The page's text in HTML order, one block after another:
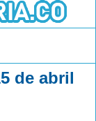
de abril